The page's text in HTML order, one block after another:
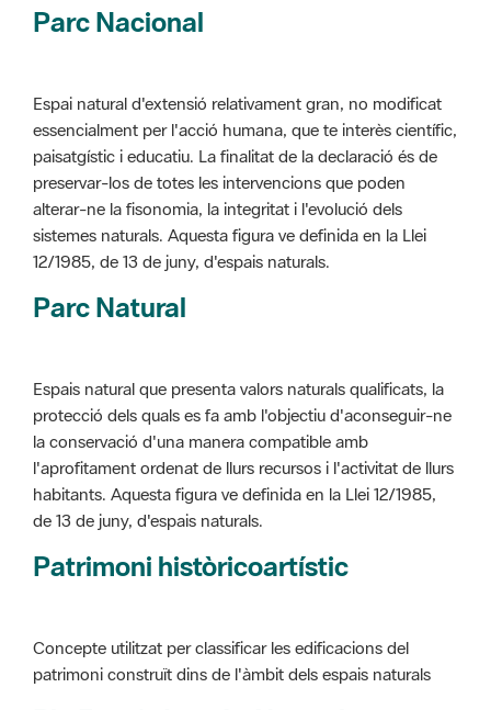
Espai natural d'extensió relativament gran, no modificat
preservar-los de totes les intervencions que poden
alterar-ne la fisonomia, la integritat i l'evolució dels
sistemes naturals. Aquesta figura ve definida en la Llei
12/1985, de 13 de juny, d'espais naturals.
Parc Natural
Espais natural que presenta valors naturals qualificats, la
l'aprofitament ordenat de llurs recursos i l'activitat de llurs
habitants. Aquesta figura ve definida en la Llei 12/1985,
de 13 de juny, d'espais naturals.
Patrimoni històricoartístic
Concepte utilitzat per classificar les edificacions del
Pla Espais Interès Natural